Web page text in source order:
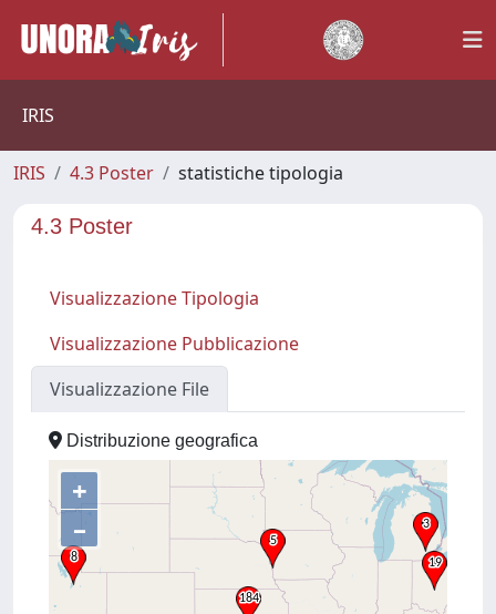
IRIS
IRIS 4.3 Poster statistiche tipologia
4.3 Poster
Visualizzazione Tipologia
Visualizzazione Pubblicazione
Visualizzazione File
Distribuzione geografica
+
–